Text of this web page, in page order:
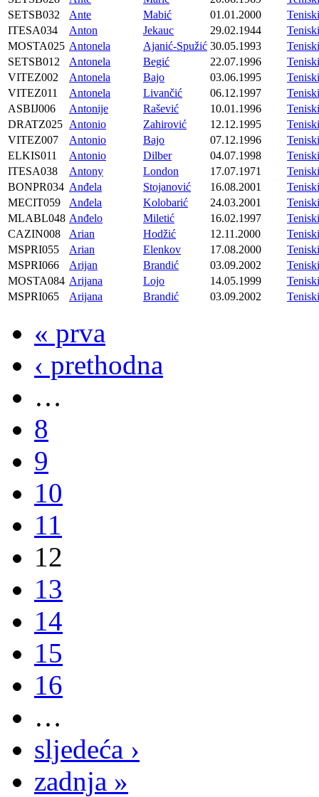
SETSB032
Ante Mabić 01.01.2000
ITESA034
Anton Jekauc 29.02.1944
MOSTA025 Antonela Ajanić-Spužić 30.05.1993
SETSB012
Antonela Begić 22.07.1996
VITEZ002
Antonela Bajo 03.06.1995
VITEZ011
Antonela Livančić 06.12.1997
ASBIJ006
Antonije Rašević 10.01.1996
DRATZ025 Antonio Zahirović 12.12.1995
VITEZ007
Antonio Bajo 07.12.1996
ELKIS011
Antonio Dilber 04.07.1998
ITESA038
Antony London 17.07.1971
BONPR034 Anđela Stojanović 16.08.2001
MECIT059
Anđela Kolobarić 24.03.2001
MLABL048 Anđelo Miletić 16.02.1997
CAZIN008
Arian Hodžić 12.11.2000
MSPRI055
Arian Elenkov 17.08.2000
MSPRI066
Arijan Brandić 03.09.2002
MOSTA084 Arijana Lojo 14.05.1999
MSPRI065
Arijana Brandić 03.09.2002
« prva
‹ prethodna
…
8
9
10
11
12
13
14
15
16
…
sljedeća ›
zadnja »